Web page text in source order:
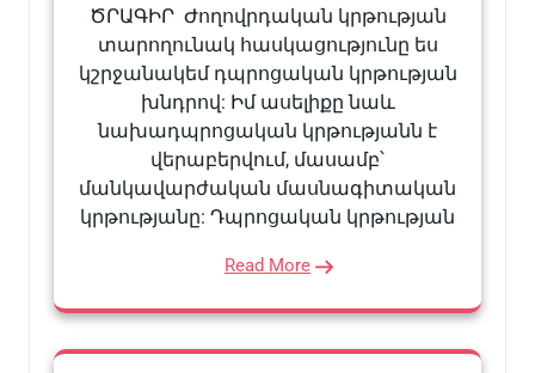
ԾՐԱԳԻՐ Ժողովրդական կրթության
տարողունակ հասկացությունը ես
կշրջանակեմ դպրոցական կրթության
խնդրով: Իմ ասելիքը նաև
նախադպրոցական կրթությանն է
վերաբերվում, մասամբ՝
մանկավարժական մասնագիտական
կրթությանը: Դպրոցական կրթության
Read More